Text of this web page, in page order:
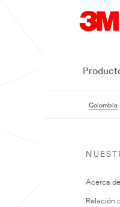
Colombia
Acerca
Relación